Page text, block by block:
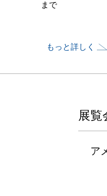
まで
もっと詳しく
展覧
ア